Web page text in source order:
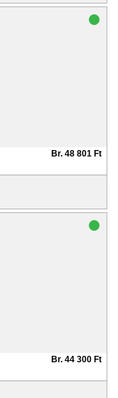
Br. 48 801 Ft
Br. 44 300 Ft